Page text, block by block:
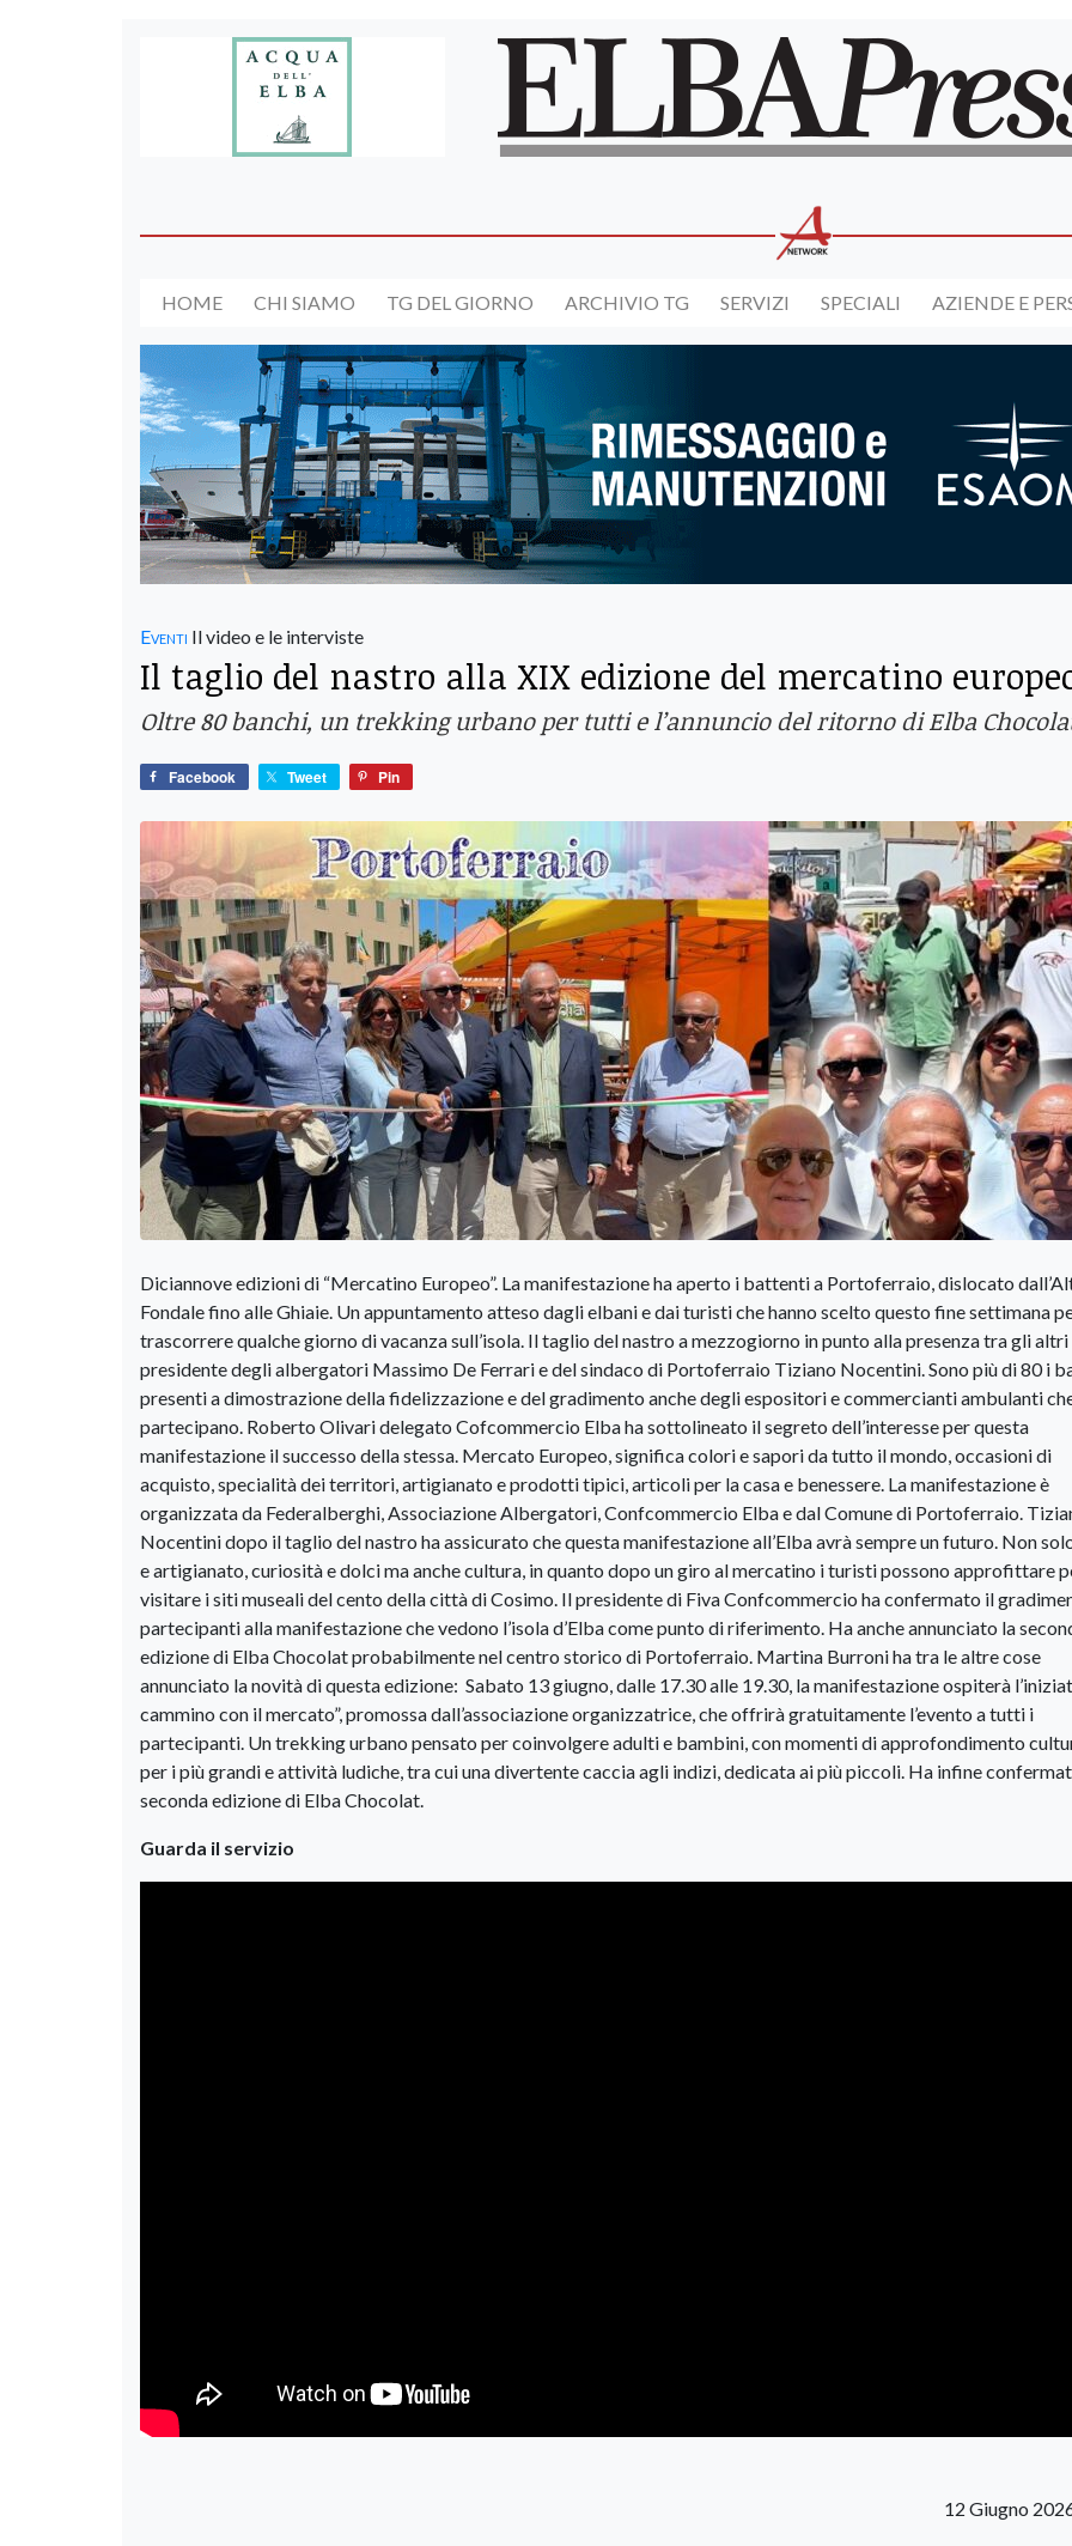
HOME CHI SIAMO TG DEL GIORNO ARCHIVIO TG SERVIZI SPECIALI AZIENDE E
Eventi Il video e le interviste
Il taglio del nastro alla XIX edizione del mercatino
Oltre 80 banchi, un trekking urbano per tutti e l’annuncio del ritorno di Elba
Facebook Tweet Pin
Diciannove edizioni di “Mercatino Europeo”. La manifestazione ha aperto i battenti a Portoferraio, dislocato
Fondale fino alle Ghiaie. Un appuntamento atteso dagli elbani e dai turisti che hanno scelto questo fine settimana
trascorrere qualche giorno di vacanza sull’isola. Il taglio del nastro a mezzogiorno in punto alla presenza tra gli altri
presidente degli albergatori Massimo De Ferrari e del sindaco di Portoferraio Tiziano Nocentini. Sono più di 80 i
presenti a dimostrazione della fidelizzazione e del gradimento anche degli espositori e commercianti ambulanti
partecipano. Roberto Olivari delegato Cofcommercio Elba ha sottolineato il segreto dell’interesse per questa
manifestazione il successo della stessa. Mercato Europeo, significa colori e sapori da tutto il mondo, occasioni di
acquisto, specialità dei territori, artigianato e prodotti tipici, articoli per la casa e benessere. La manifestazione è
organizzata da Federalberghi, Associazione Albergatori, Confcommercio Elba e dal Comune di Portoferraio.
Nocentini dopo il taglio del nastro ha assicurato che questa manifestazione all’Elba avrà sempre un futuro. Non
e artigianato, curiosità e dolci ma anche cultura, in quanto dopo un giro al mercatino i turisti possono approfittare
visitare i siti museali del cento della città di Cosimo. Il presidente di Fiva Confcommercio ha confermato il
partecipanti alla manifestazione che vedono l’isola d’Elba come punto di riferimento. Ha anche annunciato la
edizione di Elba Chocolat probabilmente nel centro storico di Portoferraio. Martina Burroni ha tra le altre cose
annunciato la novità di questa edizione: Sabato 13 giugno, dalle 17.30 alle 19.30, la manifestazione ospiterà
cammino con il mercato”, promossa dall’associazione organizzatrice, che offrirà gratuitamente l’evento a tutti i
partecipanti. Un trekking urbano pensato per coinvolgere adulti e bambini, con momenti di approfondimento
per i più grandi e attività ludiche, tra cui una divertente caccia agli indizi, dedicata ai più piccoli. Ha infine
seconda edizione di Elba Chocolat.
Guarda il servizio
12 Giugno